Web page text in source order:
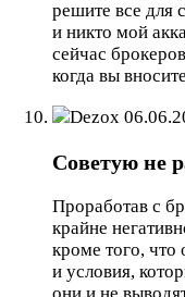
решите все для
и никто мой
сейчас
когда вы
Dezox
Советую не
Проработав с
крайне
кроме того, что
и условия,